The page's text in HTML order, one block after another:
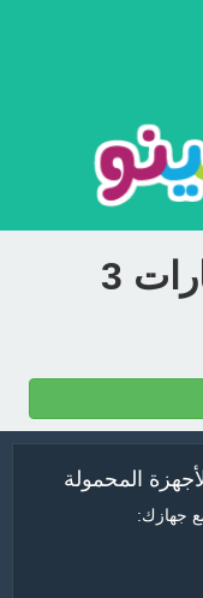
3
المحمولة
جهازك: